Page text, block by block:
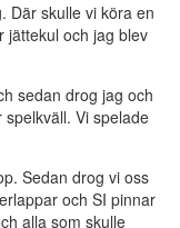
Där skulle vi köra en
jättekul och jag blev
sedan drog jag och
Vi spelade
Sedan drog vi oss
och SI pinnar
alla som skulle